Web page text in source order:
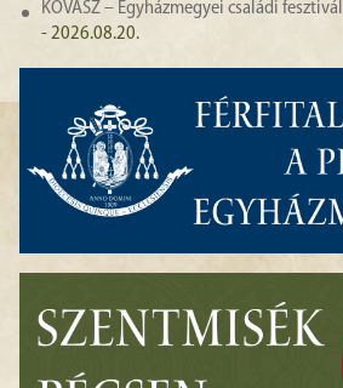
KOVÁSZ – Egyházmegyei családi fesztivál
- 2026.08.20.